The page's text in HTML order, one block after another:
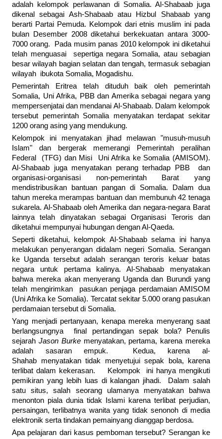
adalah kelompok perlawanan di Somalia. Al-Shabaab juga
dikenal sebagai Ash-Shabaab atau Hizbul Shabaab yang
berarti Partai Pemuda. Kelompok dari etnis muslim ini pada
bulan Desember 2008 diketahui berkekuatan antara 3000-
7000 orang. Pada musim panas 2010 kelompok ini diketahui
telah menguasai sepertiga negara Somalia, atau sebagian
besar wilayah bagian selatan dan tengah, termasuk sebagian
wilayah ibukota Somalia, Mogadishu.
Pemerintah Eritrea telah dituduh baik oleh pemerintah
Somalia, Uni Afrika, PBB dan Amerika sebagai negara yang
mempersenjatai dan mendanai Al-Shabaab. Dalam kelompok
tersebut pemerintah Somalia menyatakan terdapat sekitar
1200 orang asing yang mendukung.
Kelompok ini menyatakan jihad melawan "musuh-musuh
Islam" dan bergerak memerangi Pemerintah peralihan
Federal (TFG) dan Misi Uni Afrika ke Somalia (AMISOM).
Al-Shabaab juga menyatakan perang terhadap PBB dan
organisasi-organisasi non-pemerintah Barat yang
mendistribusikan bantuan pangan di Somalia. Dalam dua
tahun mereka merampas bantuan dan membunuh 42 tenaga
sukarela. Al-Shabaab oleh Amerika dan negara-negara Barat
lainnya telah dinyatakan sebagai Organisasi Teroris dan
diketahui mempunyai hubungan dengan Al-Qaeda.
Seperti diketahui, kelompok Al-Shabaab selama ini hanya
melakukan penyerangan didalam negeri Somalia. Serangan
ke Uganda tersebut adalah serangan teroris keluar batas
negara untuk pertama kalinya. Al-Shabaab menyatakan
bahwa mereka akan menyerang Uganda dan Burundi yang
telah mengirimkan pasukan penjaga perdamaian AMISOM
(Uni Afrika ke Somalia). Tercatat sekitar 5.000 orang pasukan
perdamaian tersebut di Somalia.
Yang menjadi pertanyaan, kenapa mereka menyerang saat
berlangsungnya final pertandingan sepak bola? Penulis
sejarah Jason Burkemenyatakan, pertama, karena mereka
adalah sasaran empuk. Kedua, karena al-
Shahab menyatakan tidak menyetujui sepak bola, karena
terlibat dalam kekerasan. Kelompok ini hanya mengikuti
pemikiran yang lebih luas di kalangan jihadi. Dalam salah
satu situs, salah seorang ulamanya menyatakan bahwa
menonton piala dunia tidak Islami karena terlibat perjudian,
persaingan, terlibatnya wanita yang tidak senonoh di media
elektronik serta tindakan pemainyang dianggap berdosa.
Apa pelajaran dari kasus pemboman tersebut? Serangan ke